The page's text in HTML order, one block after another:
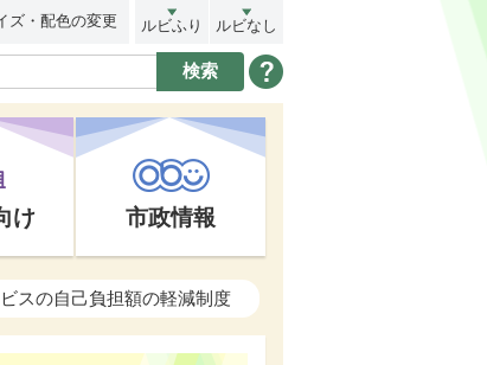
ズ・配色の変更 ルビふり ルビなし
け 市政情報
スの自己負担額の軽減制度